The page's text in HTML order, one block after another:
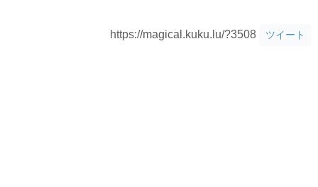
https://magical.kuku.lu/?3508 ツイート